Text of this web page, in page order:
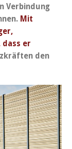
Verbindung
Mit
er
den